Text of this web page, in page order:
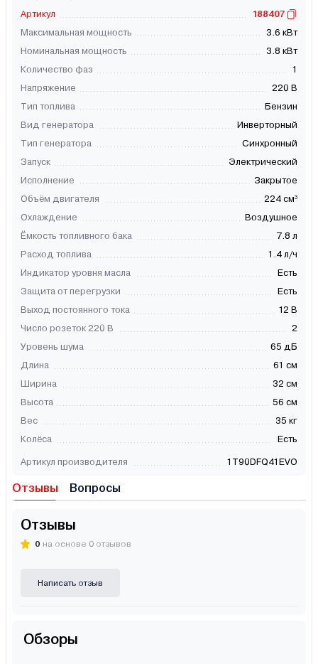
Артикул
188407
Максимальная мощность
3.6 кВт
Номинальная мощность
3.8 кВт
Количество фаз
1
Напряжение
220 В
Тип топлива
Бензин
Вид генератора
Инверторный
Тип генератора
Синхронный
Запуск
Электрический
Исполнение
Закрытое
Объём двигателя
224 см³
Охлаждение
Воздушное
Ёмкость топливного бака
7.8 л
Расход топлива
1.4 л/ч
Индикатор уровня масла
Есть
Защита от перегрузки
Есть
Выход постоянного тока
12 В
Число розеток 220 В
2
Уровень шума
65 дБ
Длина
61 см
Ширина
32 см
Высота
56 см
Вес
35 кг
Колёса
Есть
Артикул производителя 1T90DFQ41EVO
Отзывы Вопросы
Отзывы
0 на основе 0 отзывов
Написать отзыв
Обзоры